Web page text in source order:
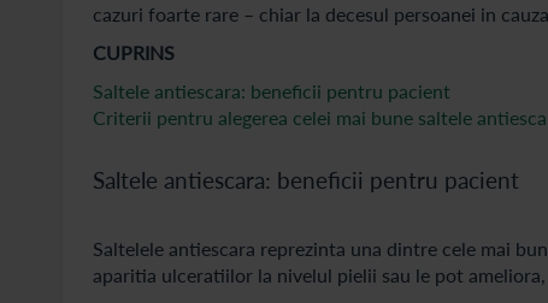
cazuri foarte rare – chiar la decesul persoanei in
CUPRINS
Saltele antiescara: beneficii pentru pacient
Criterii pentru alegerea celei mai bune saltele
Saltele antiescara: beneficii pentru pacient
Saltelele antiescara reprezinta una dintre cele mai
aparitia ulceratiilor la nivelul pielii sau le pot